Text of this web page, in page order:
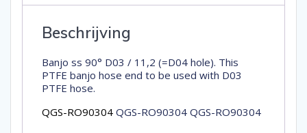
Beschrijving
Banjo ss 90° D03 / 11,2 (=D04 hole). This
PTFE banjo hose end to be used with D03
PTFE hose.
QGS-RO90304 QGS-RO90304 QGS-RO90304